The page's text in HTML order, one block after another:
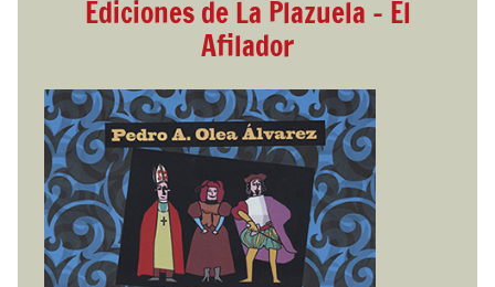
Ediciones de La Plazuela - El
Afilador